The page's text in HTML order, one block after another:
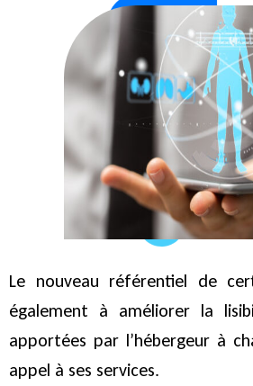
Le nouveau référentiel de
également à améliorer la
apportées par l’hébergeur à
appel à ses services.